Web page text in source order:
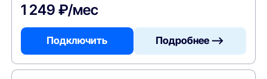
1 249 ₽/мес
Подключить Подробнее —>